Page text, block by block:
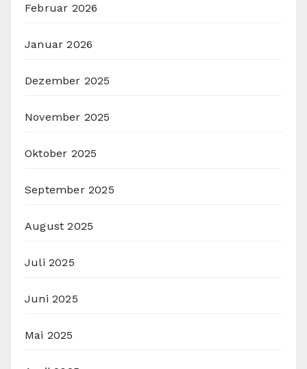
Februar 2026
Januar 2026
Dezember 2025
November 2025
Oktober 2025
September 2025
August 2025
Juli 2025
Juni 2025
Mai 2025